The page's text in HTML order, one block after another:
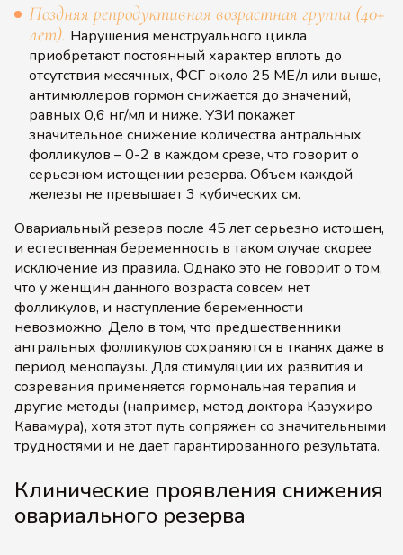
Поздняя репродуктивная возрастная группа (40+
лет). Нарушения менструального цикла
приобретают постоянный характер вплоть до
отсутствия месячных, ФСГ около 25 МЕ/л или выше,
антимюллеров гормон снижается до значений,
равных 0,6 нг/мл и ниже. УЗИ покажет
значительное снижение количества антральных
фолликулов – 0-2 в каждом срезе, что говорит о
серьезном истощении резерва. Объем каждой
железы не превышает 3 кубических см.
Овариальный резерв после 45 лет серьезно истощен,
и естественная беременность в таком случае скорее
исключение из правила. Однако это не говорит о том,
что у женщин данного возраста совсем нет
фолликулов, и наступление беременности
невозможно. Дело в том, что предшественники
антральных фолликулов сохраняются в тканях даже в
период менопаузы. Для стимуляции их развития и
созревания применяется гормональная терапия и
другие методы (например, метод доктора Казухиро
Кавамура), хотя этот путь сопряжен со значительными
трудностями и не дает гарантированного результата.
Клинические проявления снижения
овариального резерва